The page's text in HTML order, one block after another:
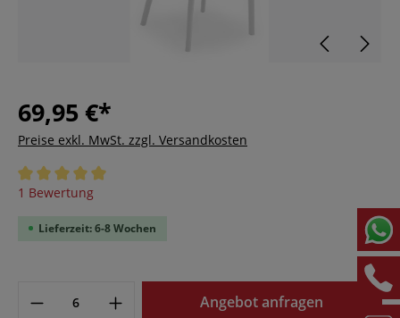
69,95 €*
Preise exkl. MwSt. zzgl. Versandkosten
Durchschnittliche Bewertung von 5 von 5 Sternen
1 Bewertung
Lieferzeit: 6-8 Wochen
Angebot anfragen